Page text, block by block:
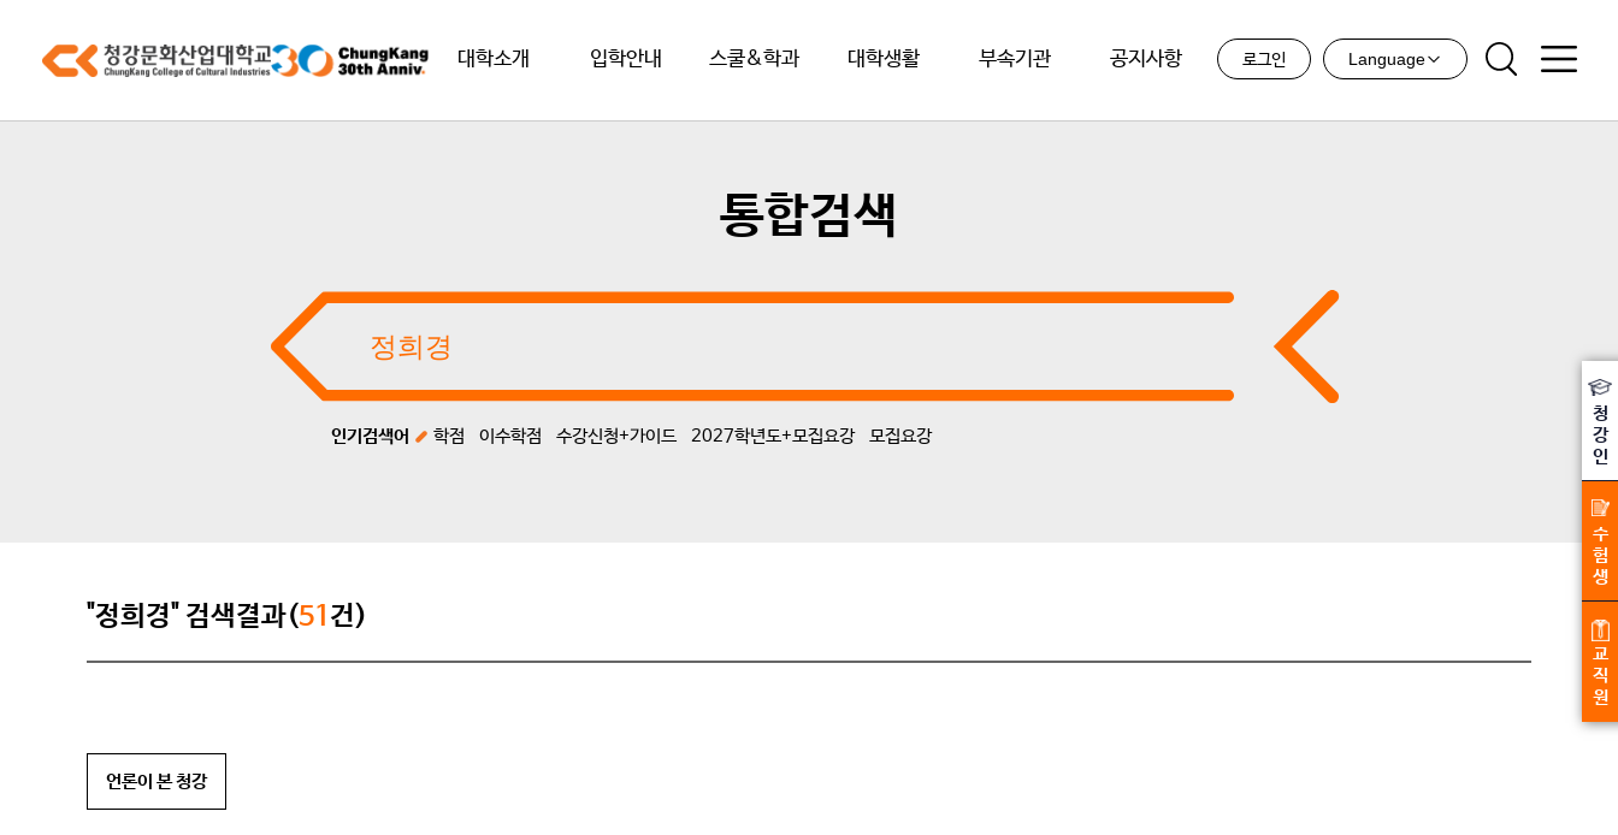
대학소개 입학안내 스쿨&학과 대학생활 부속기관 공지사항 로그인 Language
통합검색
인기검색어 학점 이수학점 수강신청+가이드 2027학년도+모집요강 모집요강
"정희경" 검색결과(51 건)
언론이 본 청강
청
강
인
수
험
생
교
직
원